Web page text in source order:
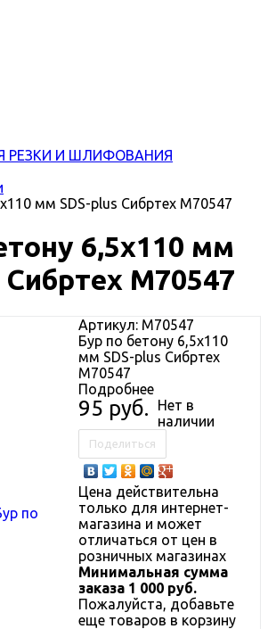
РЕЗКИ И ШЛИФОВАНИЯ
мм SDS-plus Сибртех М70547
6,5х110 мм
Сибртех М70547
Артикул: М70547
Бур по бетону 6,5х110
мм SDS-plus Сибртех
М70547
Подробнее
95 руб.
Нет в
наличии
Поделиться
Цена действительна
только для интернет-
магазина и может
отличаться от цен в
розничных магазинах
Минимальная сумма
заказа 1 000 руб.
Пожалуйста, добавьте
еще товаров в корзину